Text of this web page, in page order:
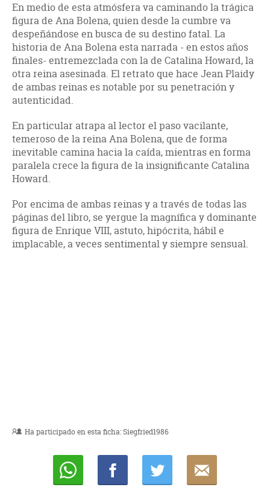
En medio de esta atmósfera va caminando la trágica
figura de Ana Bolena, quien desde la cumbre va
despeñándose en busca de su destino fatal. La
historia de Ana Bolena esta narrada - en estos años
finales- entremezclada con la de Catalina Howard, la
otra reina asesinada. El retrato que hace Jean Plaidy
de ambas reinas es notable por su penetración y
autenticidad.
En particular atrapa al lector el paso vacilante,
temeroso de la reina Ana Bolena, que de forma
inevitable camina hacia la caída, mientras en forma
paralela crece la figura de la insignificante Catalina
Howard.
Por encima de ambas reinas y a través de todas las
páginas del libro, se yergue la magnífica y dominante
figura de Enrique VIII, astuto, hipócrita, hábil e
implacable, a veces sentimental y siempre sensual.
Ha participado en esta ficha:Siegfried1986